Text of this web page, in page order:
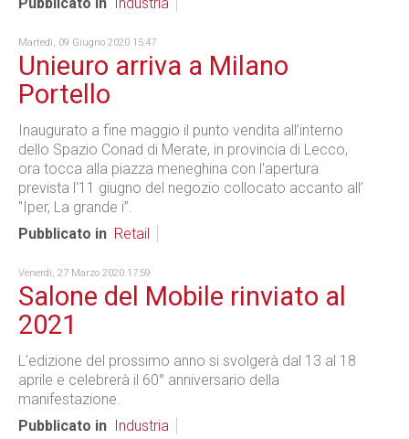
Martedì, 09 Giugno 2020 15:47
Unieuro arriva a Milano
Portello
Inaugurato a fine maggio il punto vendita all’interno
dello Spazio Conad di Merate, in provincia di Lecco,
ora tocca alla piazza meneghina con l'apertura
prevista l'11 giugno del negozio collocato accanto all’
"Iper, La grande i”.
Pubblicato in Retail
Venerdì, 27 Marzo 2020 17:59
Salone del Mobile rinviato al
2021
L'edizione del prossimo anno si svolgerà dal 13 al 18
aprile e celebrerà il 60° anniversario della
manifestazione.
Pubblicato in
Industria